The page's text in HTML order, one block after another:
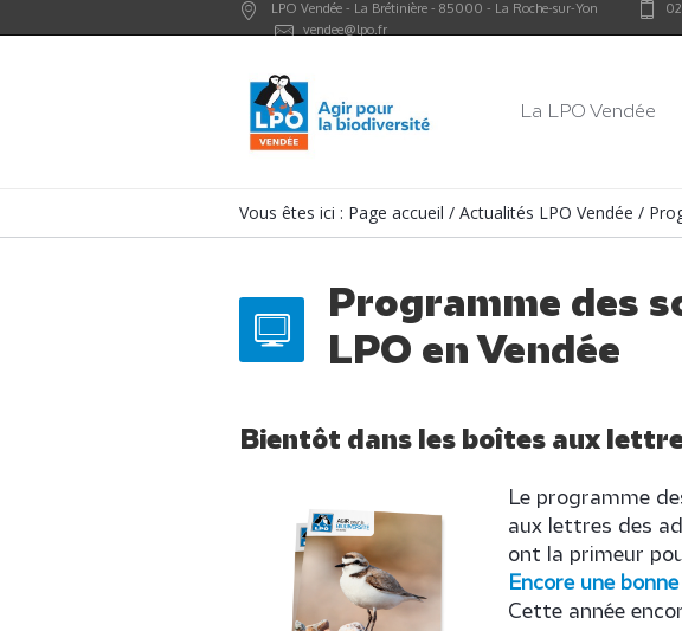
LPO Vendée - La Brétinière - 85000 - La Roche-sur-Yon
02
vendee@lpo.fr
La LPO Vendée
Vous êtes ici : Page accueil / Actualités LPO Vendée /
Programme des
LPO en Vendée
Bientôt dans les boîtes aux
Le programme
aux lettres des
ont la primeur
Encore une
Cette année